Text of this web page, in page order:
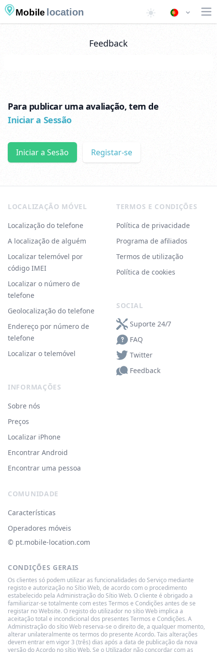
Mobile location
Feedback
Para publicar uma avaliação, tem de
Iniciar a Sessão
Iniciar a Sesão Registar-se
LOCALIZAÇÃO MÓVEL
Localização do telefone
A localização de alguém
Localizar telemóvel por
código IMEI
Localizar o número de
telefone
Geolocalização do telefone
Endereço por número de
telefone
Localizar o telemóvel
INFORMAÇÕES
Sobre nós
Preços
Localizar iPhone
Encontrar Android
Encontrar uma pessoa
TERMOS E CONDIÇÕES
Política de privacidade
Programa de afiliados
Termos de utilização
Política de cookies
SOCIAL
Suporte 24/7
FAQ
Twitter
Feedback
COMUNIDADE
Características
Operadores móveis
© ‌pt.mobile-location.com
CONDIÇÕES GERAIS
Os clientes só podem utilizar as funcionalidades do Serviço mediante
registo e autorização no Sítio Web, de acordo com o procedimento
estabelecido pela Administração do Sítio Web. O cliente é obrigado a
familiarizar-se totalmente com estes Termos e Condições antes de se
registar no Website. O registo do utilizador no sítio Web implica a
aceitação total e incondicional dos presentes Termos e Condições. A
Administração do sítio Web reserva-se o direito de, a qualquer momento,
alterar unilateralmente os termos do presente Acordo. Tais alterações
devem entrar em vigor 3 (três) dias após a data de publicação da nova
versão do Acordo no sítio Web. Se o Utilizador não concordar com as